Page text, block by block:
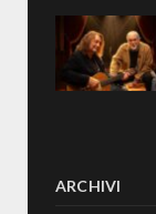
ARCHIVI